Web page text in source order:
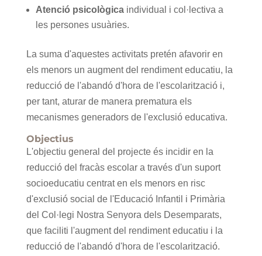
Atenció psicològicaindividual i col·lectiva a
les persones usuàries.
La suma d'aquestes activitats pretén afavorir en
els menors un augment del rendiment educatiu, la
reducció de l'abandó d'hora de l'escolarització i,
per tant, aturar de manera prematura els
mecanismes generadors de l'exclusió educativa.
Objectius
L'objectiu general del projecte és incidir en la
reducció del fracàs escolar a través d'un suport
socioeducatiu centrat en els menors en risc
d'exclusió social de l'Educació Infantil i Primària
del Col·legi Nostra Senyora dels Desemparats,
que faciliti l'augment del rendiment educatiu i la
reducció de l'abandó d'hora de l'escolarització.